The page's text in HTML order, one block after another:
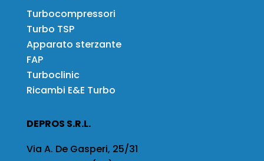
Turbocompressori
Turbo TSP
Apparato sterzante
FAP
Turboclinic
Ricambi E&E Turbo
DEPROS S.R.L.
Via A. De Gasperi, 25/31